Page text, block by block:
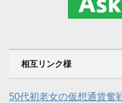
相互リンク様
50代初老女の仮想通貨奮